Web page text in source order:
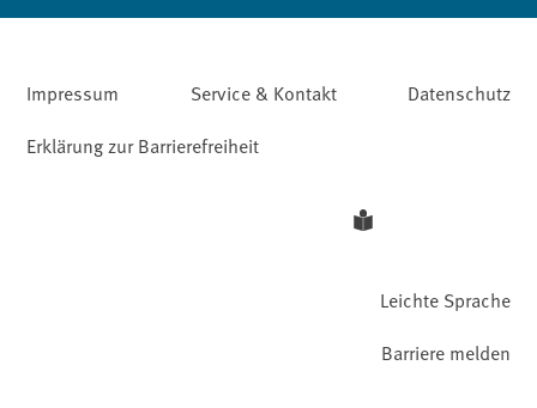
Impressum Service & Kontakt
Datenschutz
Erklärung zur Barrierefreiheit
Leichte Sprache
Barriere melden